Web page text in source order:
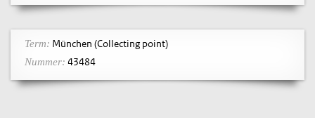
Term: München (Collecting point)
Nummer: 43484